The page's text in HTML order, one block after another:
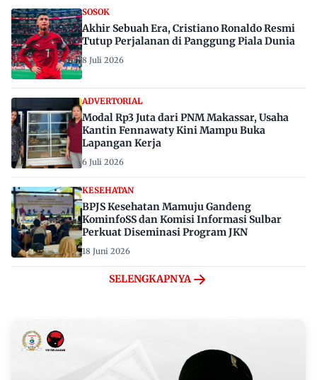
SOSOK
Akhir Sebuah Era, Cristiano Ronaldo Resmi
Tutup Perjalanan di Panggung Piala Dunia
8 Juli 2026
ADVERTORIAL
Modal Rp3 Juta dari PNM Makassar, Usaha
Kantin Fennawaty Kini Mampu Buka
Lapangan Kerja
6 Juli 2026
KESEHATAN
BPJS Kesehatan Mamuju Gandeng
KominfoSS dan Komisi Informasi Sulbar
Perkuat Diseminasi Program JKN
18 Juni 2026
SELENGKAPNYA